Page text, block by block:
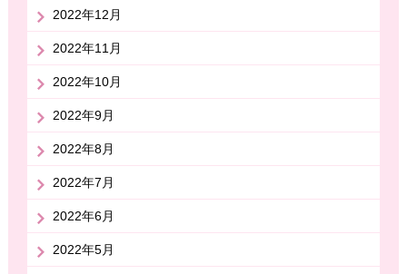
2022年12月
2022年11月
2022年10月
2022年9月
2022年8月
2022年7月
2022年6月
2022年5月